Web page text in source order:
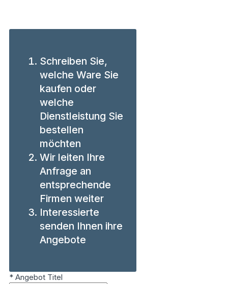
Schreiben Sie,
welche Ware Sie
kaufen oder
welche
Dienstleistung Sie
bestellen
möchten
Wir leiten Ihre
Anfrage an
entsprechende
Firmen weiter
Interessierte
senden Ihnen ihre
Angebote
*Angebot Titel